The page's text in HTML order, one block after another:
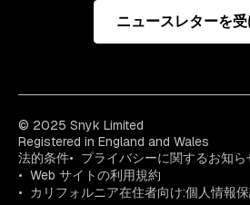
ニュースレターを
© 2025 Snyk Limited
Registered in England and Wales
法的条件
プライバシーに関するお知ら
Web サイトの利用規約
カリフォルニア在住者向け:個人情報